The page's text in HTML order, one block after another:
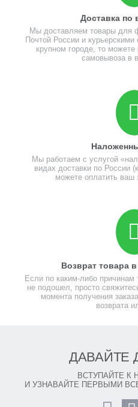
Доставка по
Мы доставляем товары для
Почтой России и
крупном городе, то можете
самовывоза в
Мы работаем с услугой
видах доставки по России
можете оплатить ваш
Возврат товара
Если по каким-либо
не подошел, просто
момента получения
возврата
ДАВАЙТЕ
ВСТУПАЙТЕ К
И УЗНАВАЙТЕ ПЕРВЫМИ